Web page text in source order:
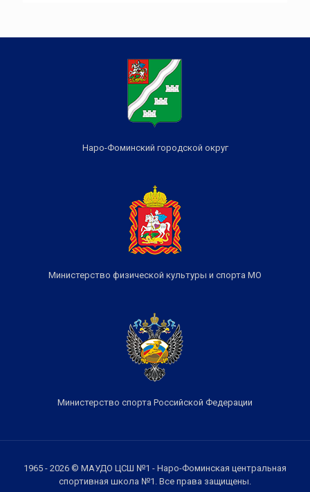
Наро-Фоминский городской округ
Министерство физической культуры и спорта МО
Министерство спорта Российской Федерации
1965 - 2026 © МАУДО ЦСШ №1 - Наро-Фоминская центральная
спортивная школа №1. Все права защищены.